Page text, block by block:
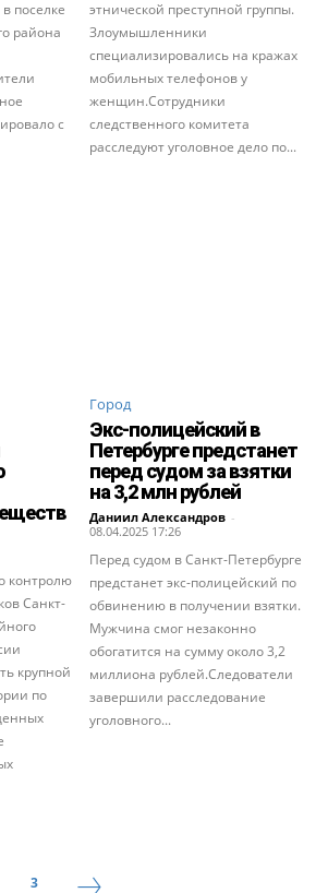
поселке
района
с
этнической преступной группы.
Злоумышленники
специализировались на кражах
мобильных телефонов у
женщин.Сотрудники
следственного комитета
расследуют уголовное дело по...
контролю
Санкт-
крупной
по
Город
Экс-полицейский в
Петербурге предстанет
перед судом за взятки
на 3,2 млн рублей
Даниил Александров -
08.04.2025 17:26
Перед судом в Санкт-Петербурге
предстанет экс-полицейский по
обвинению в получении взятки.
Мужчина смог незаконно
обогатится на сумму около 3,2
миллиона рублей.Следователи
завершили расследование
уголовного...
3